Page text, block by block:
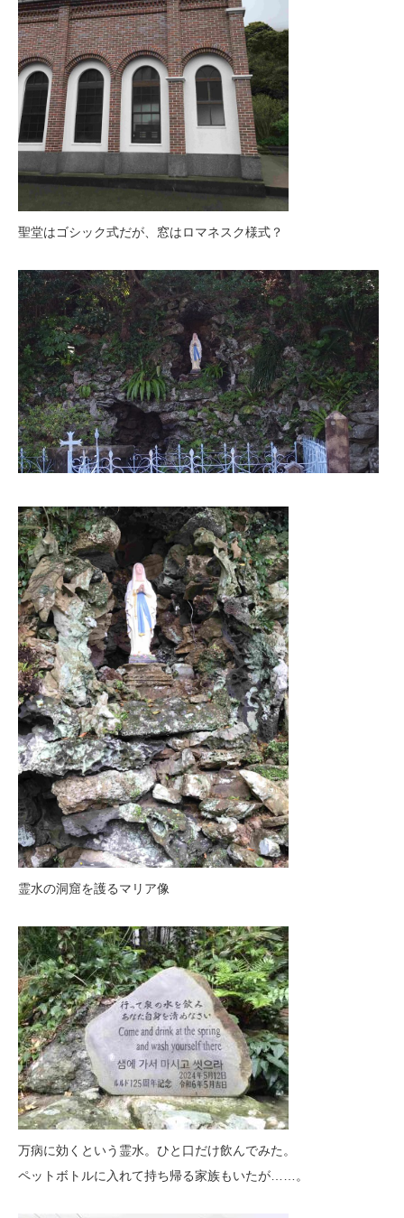
聖堂はゴシック式だが、窓はロマネスク様式？
霊水の洞窟を護るマリア像
万病に効くという霊水。ひと口だけ飲んでみた。
ペットボトルに入れて持ち帰る家族もいたが……。